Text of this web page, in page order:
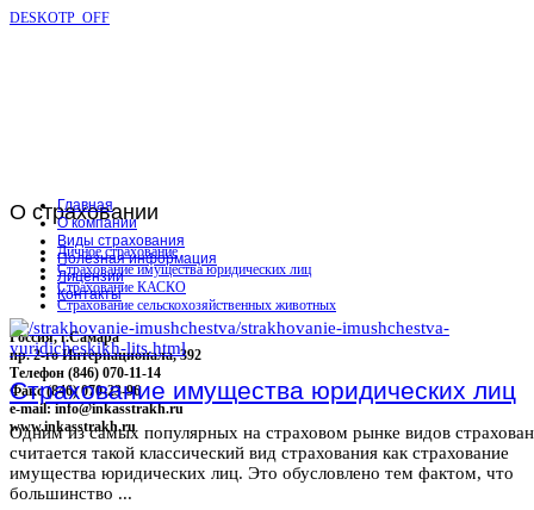
DESKOTP_OFF
О страховании
Личное страхование
Страхование имущества юридических лиц
Страхование КАСКО
Страхование сельскохозяйственных животных
Россия, г.Самара
пр. 2-го Интернационала, 392
Телефон (846) 070-11-14
Факс (846) 070-23-96
e-mail: info@inkasstrakh.ru
www.inkasstrakh.ru
Главная
О компании
Виды страхования
Полезная информация
Лицензии
Контакты
Страхование имущества юридических лиц
Одним из самых популярных на страховом рынке видов
считается такой классический вид страхования как страхование
имущества юридических лиц. Это обусловлено тем фактом, что
большинство ...